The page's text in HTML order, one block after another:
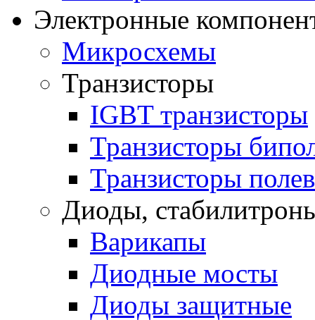
Электронные
Микросхемы
Транзисторы
IGBT транзисторы
Транзисторы
Транзисторы
Диоды,
Варикапы
Диодные мосты
Диоды защитные